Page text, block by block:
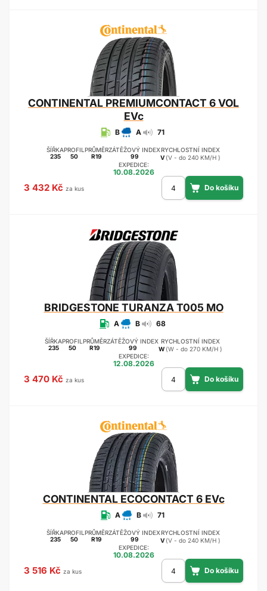
CONTINENTAL PREMIUMCONTACT 6 VOL
EVc
B A 71
ŠÍŘKA
235
PROFIL
50
PRŮMĚR
R19
ZÁTĚŽOVÝ INDEX
99
RYCHLOSTNÍ INDEX
V (V - do 240 KM/H )
EXPEDICE:
10.08.2026
3 432 Kč za kus
BRIDGESTONE TURANZA T005 MO
A B 68
ŠÍŘKA
235
PROFIL
50
PRŮMĚR
R19
ZÁTĚŽOVÝ INDEX
99
RYCHLOSTNÍ INDEX
W (W - do 270 KM/H )
EXPEDICE:
12.08.2026
3 470 Kč za kus
CONTINENTALECOCONTACT 6 EVc
A B 71
ŠÍŘKA
235
PROFIL
50
PRŮMĚR
R19
ZÁTĚŽOVÝ INDEX
99
RYCHLOSTNÍ INDEX
V (V - do 240 KM/H )
EXPEDICE:
10.08.2026
3 516 Kč za kus